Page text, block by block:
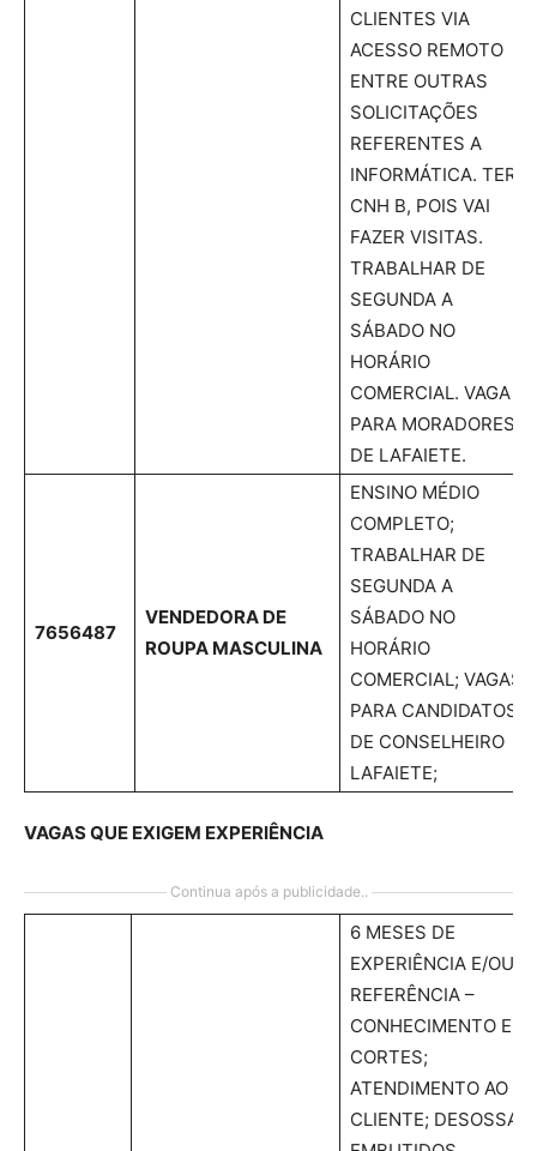
CLIENTES VIA
ACESSO REMOTO
ENTRE OUTRAS
SOLICITAÇÕES
REFERENTES A
INFORMÁTICA. TER
CNH B, POIS VAI
FAZER VISITAS.
TRABALHAR DE
SEGUNDA A
SÁBADO NO
HORÁRIO
COMERCIAL. VAGA
PARA MORADORES
DE LAFAIETE.
7656487
VENDEDORA DE
ROUPA MASCULINA
ENSINO MÉDIO
COMPLETO;
TRABALHAR DE
SEGUNDA A
SÁBADO NO
HORÁRIO
COMERCIAL; VAGAS
PARA CANDIDATOS
DE CONSELHEIRO
LAFAIETE;
VAGAS QUE EXIGEM EXPERIÊNCIA
Continua após a publicidade..
6 MESES DE
EXPERIÊNCIA E/OU
REFERÊNCIA –
CONHECIMENTO EM
CORTES;
ATENDIMENTO AO
CLIENTE; DESOSSA;